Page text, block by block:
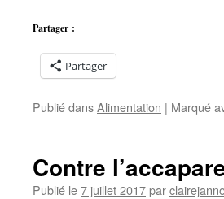
Partager :
Partager
Publié dansAlimentation | Marqué
Contre
Publié le7 juillet 2017par